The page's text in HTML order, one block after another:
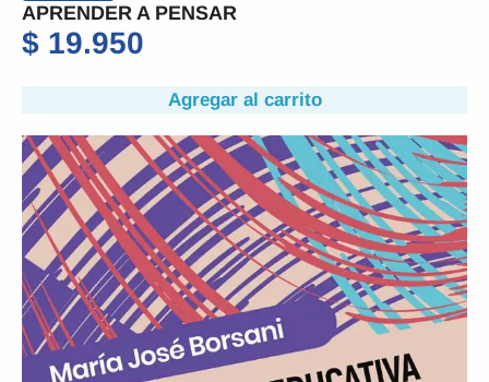
APRENDER A PENSAR
$ 19.950
Agregar al carrito